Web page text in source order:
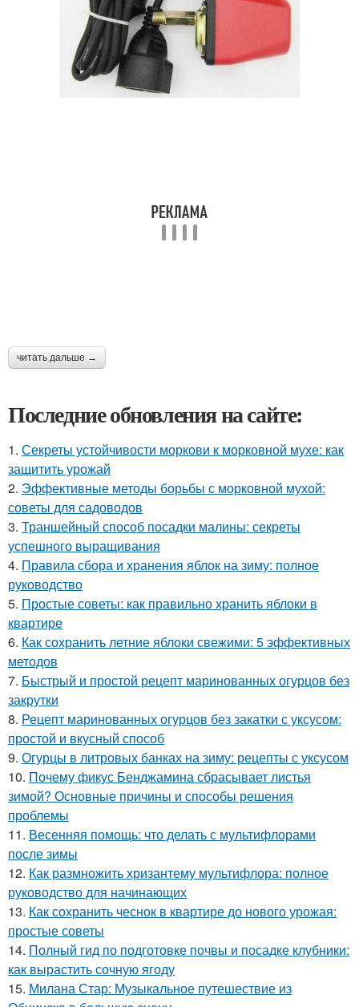
читать дальше →
Последние обновления на сайте:
1. Секреты устойчивости моркови к морковной мухе: как
защитить урожай
2. Эффективные методы борьбы с морковной мухой:
советы для садоводов
3. Траншейный способ посадки малины: секреты
успешного выращивания
4. Правила сбора и хранения яблок на зиму: полное
руководство
5. Простые советы: как правильно хранить яблоки в
квартире
6. Как сохранить летние яблоки свежими: 5 эффективных
методов
7. Быстрый и простой рецепт маринованных огурцов без
закрутки
8. Рецепт маринованных огурцов без закатки с уксусом:
простой и вкусный способ
9. Огурцы в литровых банках на зиму: рецепты с уксусом
10. Почему фикус Бенджамина сбрасывает листья
зимой? Основные причины и способы решения
проблемы
11. Весенняя помощь: что делать с мультифлорами
после зимы
12. Как размножить хризантему мультифлора: полное
руководство для начинающих
13. Как сохранить чеснок в квартире до нового урожая:
простые советы
14. Полный гид по подготовке почвы и посадке клубники:
как вырастить сочную ягоду
15. Милана Стар: Музыкальное путешествие из